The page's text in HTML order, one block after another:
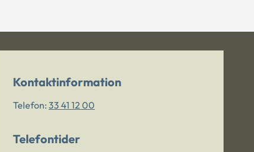
Kontaktinformation
Telefon: 33 41 12 00
Telefontider